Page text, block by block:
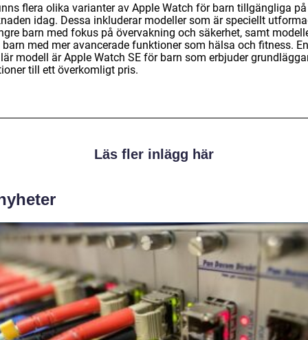
flera olika varianter av Apple Watch för barn tillgängliga på
idag. Dessa inkluderar modeller som är speciellt
barn med fokus på övervakning och säkerhet, samt
barn med mer avancerade funktioner som hälsa och fitness. En
modell är Apple Watch SE för barn som erbjuder
till ett överkomligt pris.
Läs fler inlägg här